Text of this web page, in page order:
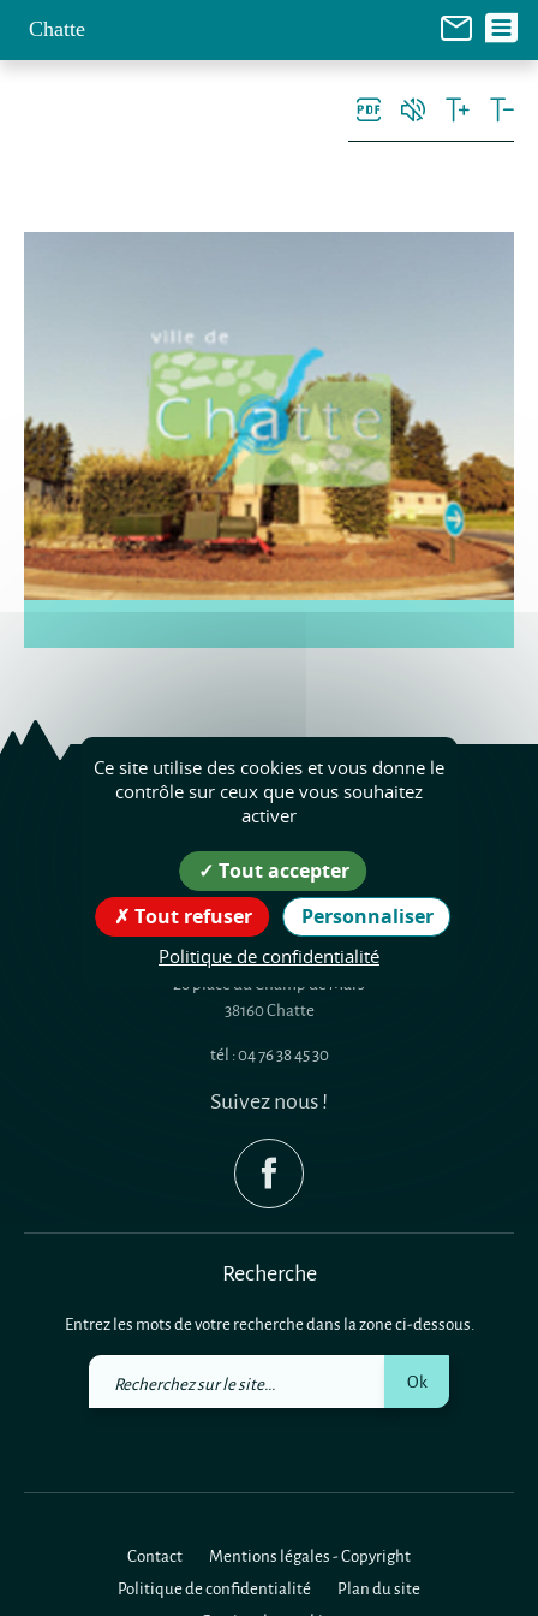
Chatte
Chatte
Coordonnées
de la mairie
26 place du Champ de Mars
38160 Chatte
tél : 04 76 38 45 30
Suivez nous !
Recherche
Entrez les mots de votre recherche dans la zone ci-dessous.
Recherchez
Ok
Contact
Mentions légales - Copyright
Politique de confidentialité
Plan du site
Ce site utilise des cookies et vous donne le
contrôle sur ceux que vous souhaitez
activer
Tout accepter
Tout refuser
Personnaliser
Politique de confidentialité